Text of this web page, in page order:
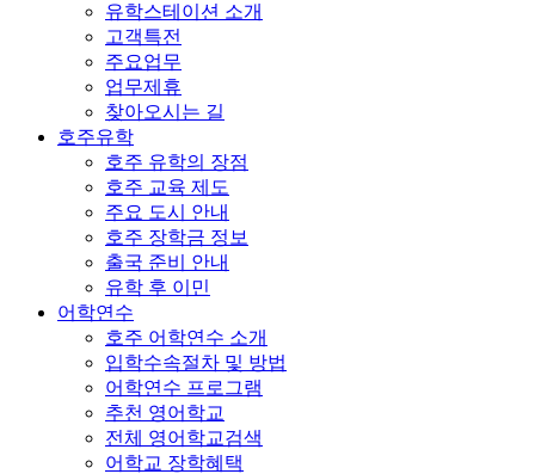
유학스테이션 소개
고객특전
주요업무
업무제휴
찾아오시는 길
호주유학
호주 유학의 장점
호주 교육 제도
주요 도시 안내
호주 장학금 정보
출국 준비 안내
유학 후 이민
어학연수
호주 어학연수 소개
입학수속절차 및 방법
어학연수 프로그램
추천 영어학교
전체 영어학교검색
어학교 장학혜택